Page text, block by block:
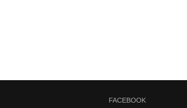
FACEBOOK